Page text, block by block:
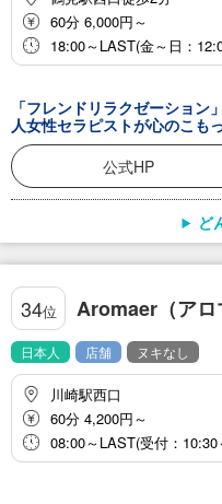
60分 6,000円～
18:00～LAST(金～日：
「フレンドリラクゼーショ
人女性セラピストが心のこも
感じながら心も身体もリフレ
業しております！ 人気スタ
別キャンペーン実施中、詳細
さい。
公式HP
ど
34位 Aromaer（アロ
日本人 店舗 ヌキなし
川崎駅西口
60分 4,200円～
08:00～LAST(受付：10:30